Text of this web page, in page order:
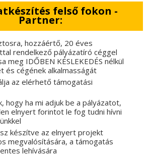
felső fokon -
Partner:
hozzáértő, 20 éves
rendelkező pályázatíró céggel
meg IDŐBEN KÉSLEKEDÉS nélkül
és cégének alkalmasságát
az elérhető támogatási
hogy ha mi adjuk be a pályázatot,
elnyert forintot le fog tudni hívni
készítve az elnyert projekt
megvalósítására, a támogatás
lehívására